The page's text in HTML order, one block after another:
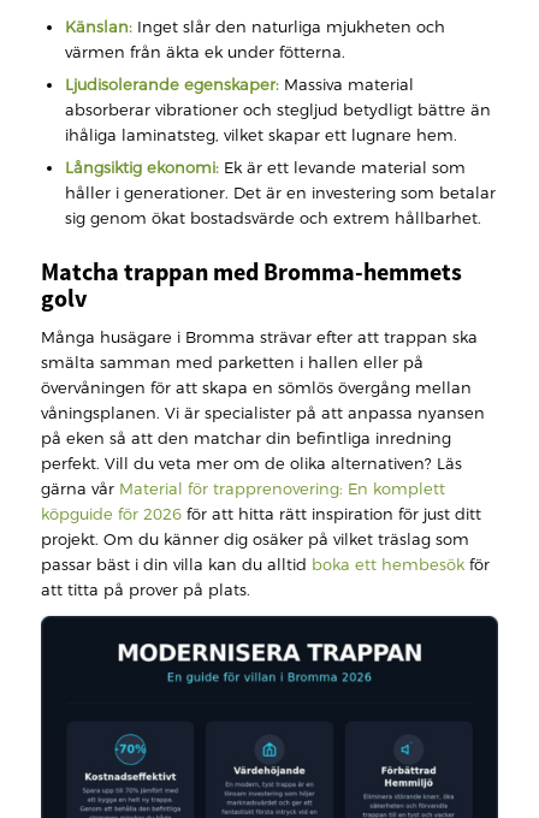
Känslan:Inget slår den naturliga mjukheten och
värmen från äkta ek under fötterna.
Ljudisolerande egenskaper:Massiva material
absorberar vibrationer och stegljud betydligt bättre än
ihåliga laminatsteg, vilket skapar ett lugnare hem.
Långsiktig ekonomi:Ek är ett levande material som
håller i generationer. Det är en investering som betalar
sig genom ökat bostadsvärde och extrem hållbarhet.
Matcha trappan med Bromma-hemmets
golv
Många husägare i Bromma strävar efter att trappan ska
smälta samman med parketten i hallen eller på
övervåningen för att skapa en sömlös övergång mellan
våningsplanen. Vi är specialister på att anpassa nyansen
på eken så att den matchar din befintliga inredning
perfekt. Vill du veta mer om de olika alternativen? Läs
gärna vår Material för trapprenovering: En komplett
köpguide för 2026för att hitta rätt inspiration för just ditt
projekt. Om du känner dig osäker på vilket träslag som
passar bäst i din villa kan du alltid boka ett hembesökför
att titta på prover på plats.